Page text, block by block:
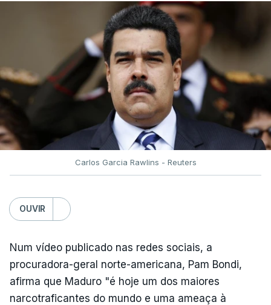
Carlos Garcia Rawlins - Reuters
OUVIR
Num vídeo publicado nas redes sociais, a
procuradora-geral norte-americana, Pam Bondi,
afirma que Maduro "é hoje um dos maiores
narcotraficantes do mundo e uma ameaça à